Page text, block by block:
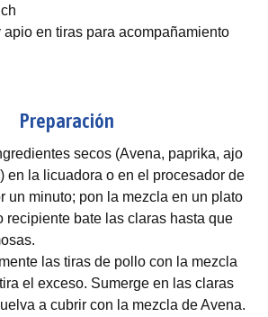
apio en tiras para acompañamiento
Preparación
secos (Avena, paprika, ajo
en la licuadora o en el procesador de
un minuto; pon la mezcla en un plato
recipiente bate las claras hasta que
las tiras de pollo con la mezcla
el exceso. Sumerge en las claras
a cubrir con la mezcla de Avena.